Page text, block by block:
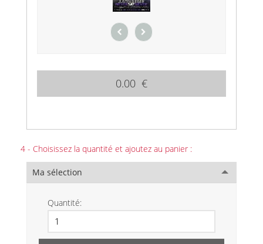
0.00 €
4 - Choisissez la quantité et ajoutez au panier :
Ma sélection
Quantité: